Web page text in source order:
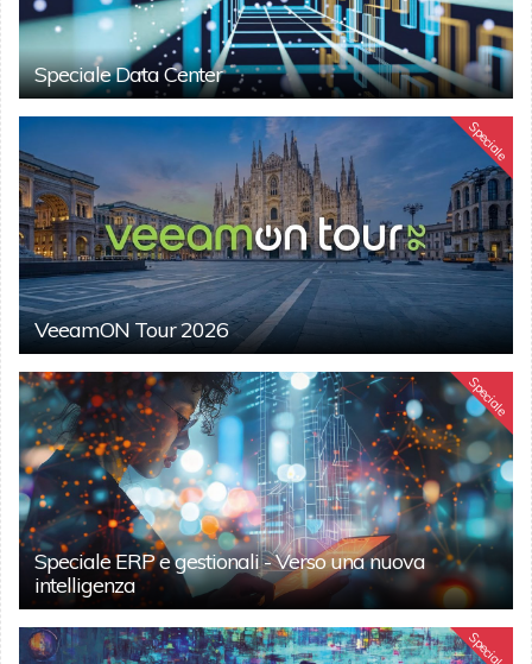
Speciale Data Center
Speciale
VeeamON Tour 2026
Speciale
Speciale ERP e gestionali - Verso una nuova
intelligenza
Speciale